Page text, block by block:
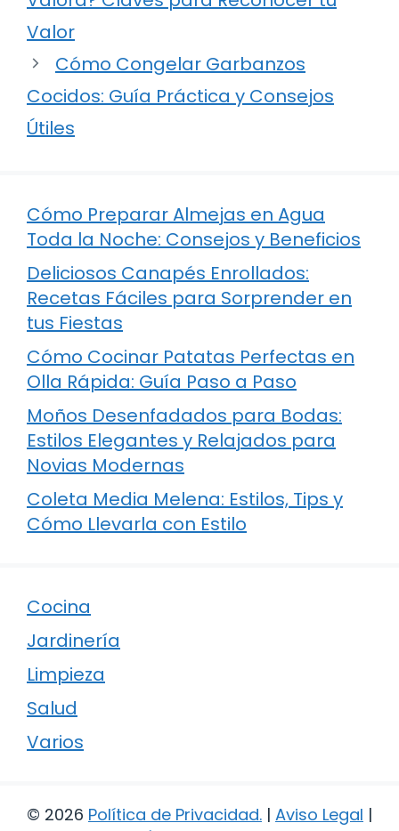
Valor
Cómo Congelar Garbanzos
Cocidos: Guía Práctica y Consejos
Útiles
Cómo Preparar Almejas en Agua
Toda la Noche: Consejos y Beneficios
Deliciosos Canapés Enrollados:
Recetas Fáciles para Sorprender en
tus Fiestas
Cómo Cocinar Patatas Perfectas en
Olla Rápida: Guía Paso a Paso
Moños Desenfadados para Bodas:
Estilos Elegantes y Relajados para
Novias Modernas
Coleta Media Melena: Estilos, Tips y
Cómo Llevarla con Estilo
Cocina
Jardinería
Limpieza
Salud
Varios
© 2026 Política de Privacidad. | Aviso Legal |